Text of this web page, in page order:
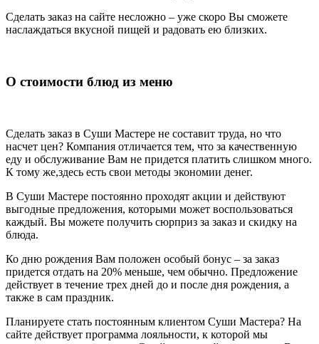
Сделать заказ на сайте несложно – уже скоро Вы сможете
наслаждаться вкусной пищей и радовать ею близких.
О стоимости блюд из меню
Сделать заказ в Суши Мастере не составит труда, но что
насчет цен? Компания отличается тем, что за качественную
еду и обслуживание Вам не придется платить слишком много.
К тому же,здесь есть свои методы экономии денег.
В Суши Мастере постоянно проходят акции и действуют
выгодные предложения, которыми может воспользоваться
каждый. Вы можете получить сюрприз за заказ и скидку на
блюда.
Ко дню рождения Вам положен особый бонус – за заказ
придется отдать на 20% меньше, чем обычно. Предложение
действует в течение трех дней до и после дня рождения, а
также в сам праздник.
Планируете стать постоянным клиентом Суши Мастера? На
сайте действует программа лояльности, к которой мы